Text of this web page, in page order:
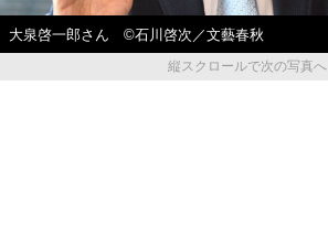
大泉啓一郎さん ©石川啓次／文藝春秋
縦スクロールで次の写真へ